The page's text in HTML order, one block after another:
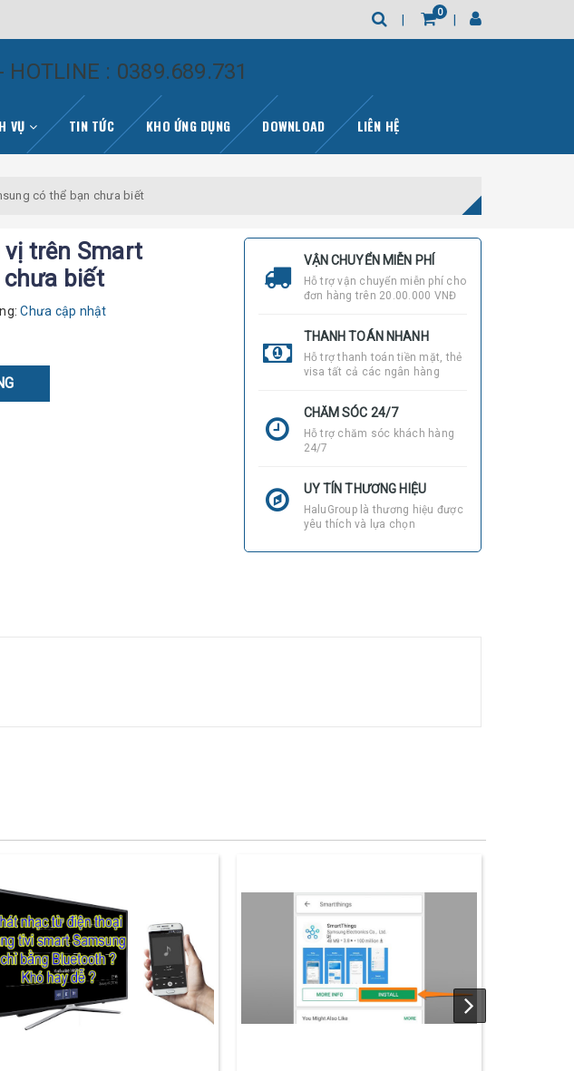
0
: 0389.689.731
VỤ TIN TỨC KHO ỨNG DỤNG DOWNLOAD LIÊN HỆ
có thể bạn chưa biết
trên Smart
chưa biết
Chưa cập nhật
VẬN CHUYỂN MIỄN PHÍ
Hỗ trợ vận chuyển miễn phí cho
đơn hàng trên 20.00.000 VNĐ
THANH TOÁN NHANH
Hỗ trợ thanh toán tiền mặt, thẻ
visa tất cả các ngân hàng
CHĂM SÓC 24/7
Hỗ trợ chăm sóc khách hàng
24/7
UY TÍN THƯƠNG HIỆU
HaluGroup là thương hiệu được
yêu thích và lựa chọn